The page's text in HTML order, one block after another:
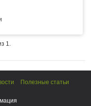
1.
Полезные статьи